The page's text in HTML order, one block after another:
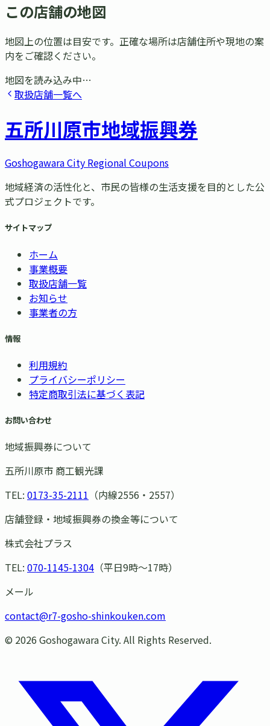
この店舗の地図
地図上の位置は目安です。正確な場所は店舗住所や現地の案
内をご確認ください。
地図を読み込み中…
取扱店舗一覧へ
五所川原市地域振興券
Goshogawara City Regional Coupons
地域経済の活性化と、市民の皆様の生活支援を目的とした公
式プロジェクトです。
サイトマップ
ホーム
事業概要
取扱店舗一覧
お知らせ
事業者の方
情報
利用規約
プライバシーポリシー
特定商取引法に基づく表記
お問い合わせ
地域振興券について
五所川原市 商工観光課
TEL: 0173-35-2111 （内線2556・2557）
店舗登録・地域振興券の換金等について
株式会社プラス
TEL: 070-1145-1304 （平日9時〜17時）
メール
contact@r7-gosho-shinkouken.com
© 2026 Goshogawara City. All Rights Reserved.